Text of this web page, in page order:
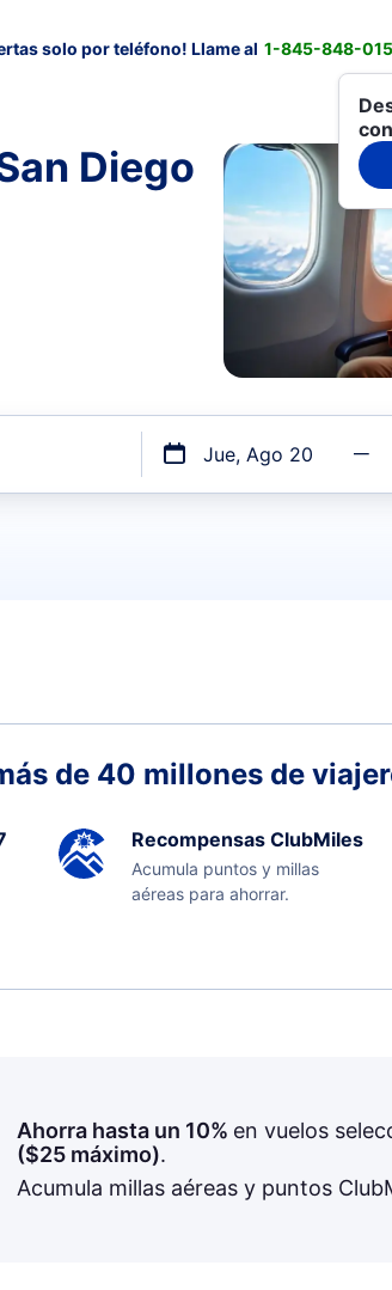
solo por teléfono! Llame al 1-845-848-
Diego
Jue, Ago 20
de 40 millones de
Recompensas ClubMiles
Acumula puntos y millas
aéreas para ahorrar.
Ahorra hasta un 10% en vuelos
($25máximo).
Acumula millas aéreas y puntos